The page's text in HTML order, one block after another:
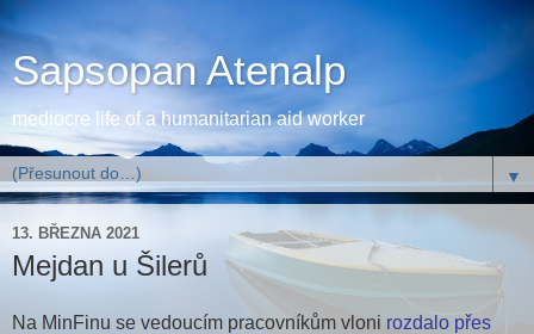
Sapsopan Atenalp
mediocre life of a humanitarian aid worker
▼
13. BŘEZNA 2021
Mejdan u Šilerů
Na MinFinu se vedoucím pracovníkům vloni rozdalo přes